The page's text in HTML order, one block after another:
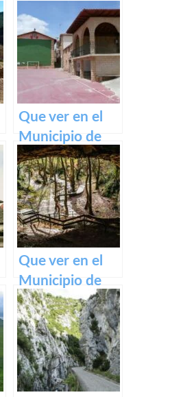
Pirineos
Que ver en el
Municipio de
Armañanzas en
Navarra
Que ver en el
Municipio de
Zugarramurdi
en Navarra